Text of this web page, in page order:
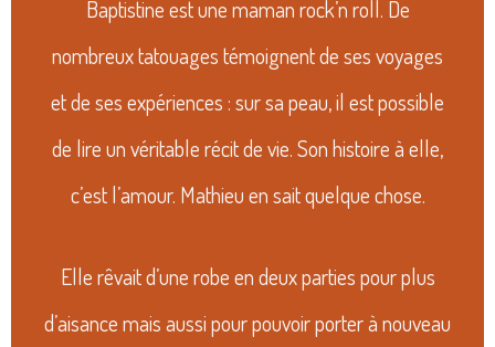
Baptistine est une maman rock’n roll. De
nombreux tatouages témoignent de ses voyages
et de ses expériences : sur sa peau, il est possible
de lire un véritable récit de vie. Son histoire à elle,
c’est l’amour. Mathieu en sait quelque chose.
Elle rêvait d’une robe en deux parties pour plus
d’aisance mais aussi pour pouvoir porter à nouveau